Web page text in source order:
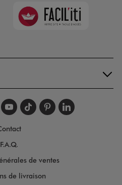
Faciliti
sur
nous sur
nous sur
Suivez-nous
Suivez-nous
Suivez-
F.A.Q.
de ventes
de livraison